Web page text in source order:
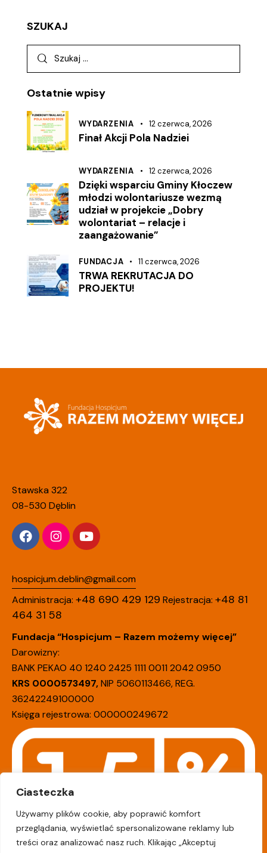
Ciasteczka
Używamy plików cookie, aby poprawić komfort
przeglądania, wyświetlać spersonalizowane reklamy lub
treści oraz analizować nasz ruch. Klikając „Akceptuj
SZUKAJ
Ostatnie wpisy
WYDARZENIA 12 czerwca, 2026
Finał Akcji Pola Nadziei
WYDARZENIA 12 czerwca, 2026
Dzięki wsparciu Gminy Kłoczew
młodzi wolontariusze wezmą
udział w projekcie „Dobry
wolontariat – relacje i
zaangażowanie”
FUNDACJA 11 czerwca, 2026
TRWA REKRUTACJA DO
PROJEKTU!
Stawska 322
08-530 Dęblin
hospicjum.deblin@gmail.com
Administracja: +48 690 429 129 Rejestracja: +48 81
464 31 58
Fundacja “Hospicjum – Razem możemy więcej”
Darowizny:
BANK PEKAO 40 1240 2425 1111 0011 2042 0950
KRS 0000573497,NIP 5060113466, REG.
36242249100000
Księga rejestrowa: 000000249672